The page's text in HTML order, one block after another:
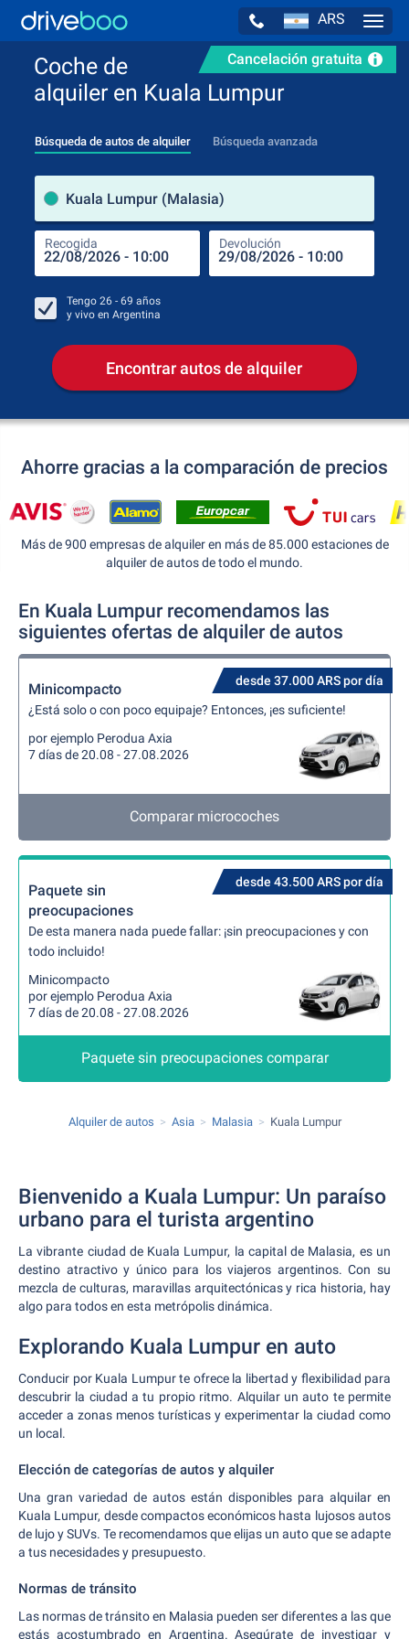
ARS
Cancelación gratuita
Coche de
alquiler en Kuala Lumpur
Búsqueda de autos de alquiler Búsqueda avanzada
Kuala Lumpur (Malasia)
Recogida Devolución
Tengo 26 - 69 años
y vivo en Argentina
Encontrar autos de alquiler
Ahorre gracias a la comparación de precios
Más de 900 empresas de alquiler en más de 85.000 estaciones de
alquiler de autos de todo el mundo.
En Kuala Lumpur recomendamos las
siguientes ofertas de alquiler de autos
desde 37.000 ARS por día
Minicompacto
¿Está solo o con poco equipaje? Entonces, ¡es suficiente!
por ejemplo Perodua Axia
7 días de 20.08 - 27.08.2026
Comparar microcoches
desde 43.500 ARS por día
Paquete sin
preocupaciones
De esta manera nada puede fallar: ¡sin preocupaciones y con
todo incluido!
Minicompacto
por ejemplo Perodua Axia
7 días de 20.08 - 27.08.2026
Paquete sin preocupaciones comparar
Alquiler de autos Asia Malasia Kuala Lumpur
Bienvenido a Kuala Lumpur: Un paraíso
urbano para el turista argentino
La vibrante ciudad de Kuala Lumpur, la capital de Malasia, es un
destino atractivo y único para los viajeros argentinos. Con su
mezcla de culturas, maravillas arquitectónicas y rica historia, hay
algo para todos en esta metrópolis dinámica.
Explorando Kuala Lumpur en auto
Conducir por Kuala Lumpur te ofrece la libertad y flexibilidad para
descubrir la ciudad a tu propio ritmo. Alquilar un auto te permite
acceder a zonas menos turísticas y experimentar la ciudad como
un local.
Elección de categorías de autos y alquiler
Una gran variedad de autos están disponibles para alquilar en
Kuala Lumpur, desde compactos económicos hasta lujosos autos
de lujo y SUVs. Te recomendamos que elijas un auto que se adapte
a tus necesidades y presupuesto.
Normas de tránsito
Las normas de tránsito en Malasia pueden ser diferentes a las que
estás acostumbrado en Argentina. Asegúrate de investigar y